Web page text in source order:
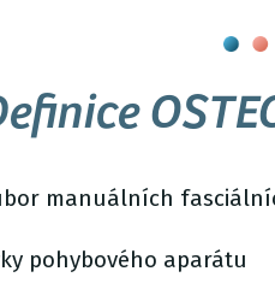
manuálních
pohybového aparátu